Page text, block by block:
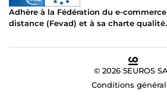
Adhère à la Fédération du e-
distance (Fevad) et à sa charte qualité.
© 2026 5EUROS
Conditions